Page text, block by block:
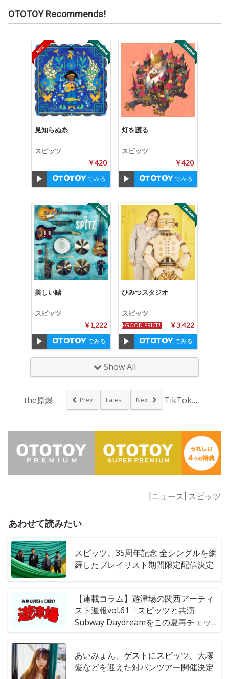
OTOTOY Recommends!
見知らぬ糸
スピッツ
¥ 420
でみる
灯を護る
スピッツ
¥ 420
でみる
美しい鰭
スピッツ
¥ 1,222
でみる
ひみつスタジオ
スピッツ
¥ 3,422
GOOD PRICE!
でみる
Show All
the原爆オナニーズ... Prev Latest Next TikTokで話題の...
[ニュース] スピッツ
あわせて読みたい
スピッツ、35周年記念 全シングルを網
羅したプレイリスト期間限定配信決定
【連載コラム】遊津場の関西アーティ
スト週報vol.61「スピッツと共演
Subway Daydreamをこの夏再チェッ
ク」
あいみょん、ゲストにスピッツ、大塚
愛などを迎えた対バンツアー開催決定